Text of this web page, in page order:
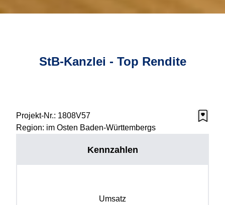
StB-Kanzlei - Top Rendite
Projekt-Nr.: 1808V57
Region: im Osten Baden-Württembergs
Kennzahlen
Umsatz